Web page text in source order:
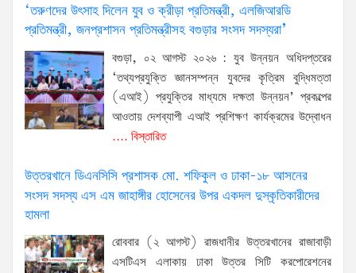
‘তরুণদের উৎসাহ দিলেন যুব ও ক্রীড়া প্রতিমন্ত্রী, এলজিআরডি
প্রতিমন্ত্রী, জনপ্রশাসন প্রতিমন্ত্রীসহ বগুড়ার সংসদ সদস্যরা’
বগুড়া, ০২ আগস্ট ২০২৬ : যুব উন্নয়ন অধিদপ্তরের
‘তথ্যপ্রযুক্তি জ্ঞানসম্পন্ন যুবদের কৃত্রিম বুদ্ধিমত্তা
(এআই) প্রযুক্তির মাধ্যমে দক্ষতা উন্নয়ন’ প্রকল্পের
আওতায় দেশব্যাপী এআই প্রশিক্ষণ কার্যক্রমের উদ্বোধন
.... বিস্তারিত
উত্তরখানে ডিএনসিসি প্রশাসক মো. শফিকুল ও ঢাকা-১৮ আসনের
সংসদ সদস্য এস এম জাহাঙ্গীর হোসেনের উপর একদল দুস্কৃতিকারীদের
হামলা
রোববার (২ আগস্ট) রাজধানীর উত্তরখানের রাজাবাড়ী
এসটিএস এলাকায় ঢাকা উত্তর সিটি করপোরেশনের